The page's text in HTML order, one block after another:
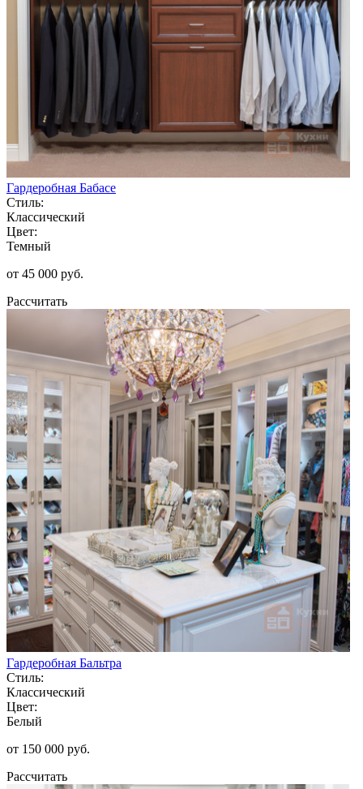
Гардеробная Бабасе
Стиль:
Классический
Цвет:
Темный
от 45 000 руб.
Рассчитать
Гардеробная Бальтра
Стиль:
Классический
Цвет:
Белый
от 150 000 руб.
Рассчитать